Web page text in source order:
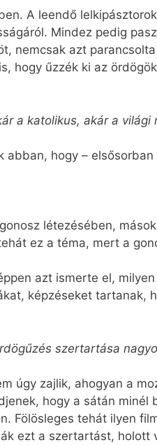
A leendő
Mind­ez pedig
nemcsak azt
hogy űzzék ki az
a katolikus, akár a
hogy –
létezésében,
ez a téma, mert a
azt ismerte el,
képzéseket tartanak,
szertartása
úgy zajlik, ahogyan a
hogy a sátán minél
Fölösleges tehát ilyen
ezt a szertartást, holott